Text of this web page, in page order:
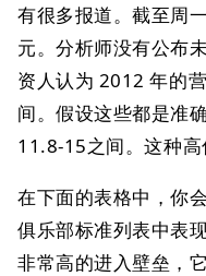
有很多报道。截至周
元。分析师没有公布
资人认为 2012 年的
间。假设这些都是准
11.8-15之间。这种高
在下面的表格中，你
俱乐部标准列表中表
非常高的进入壁垒，